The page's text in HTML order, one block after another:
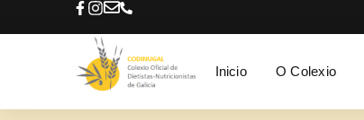
Inicio O Colexio